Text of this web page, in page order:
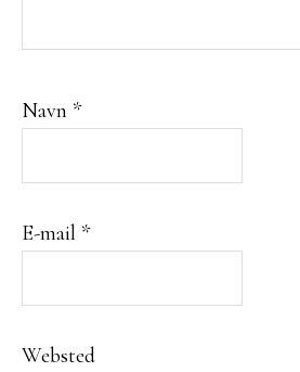
Navn *
E-mail *
Websted